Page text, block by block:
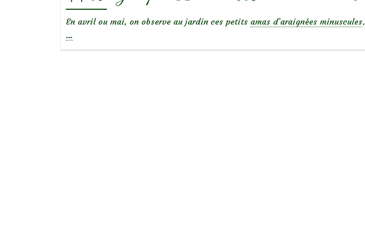
En avril ou mai, on observe au jardin ces petits amas d’araignées minuscules.
…